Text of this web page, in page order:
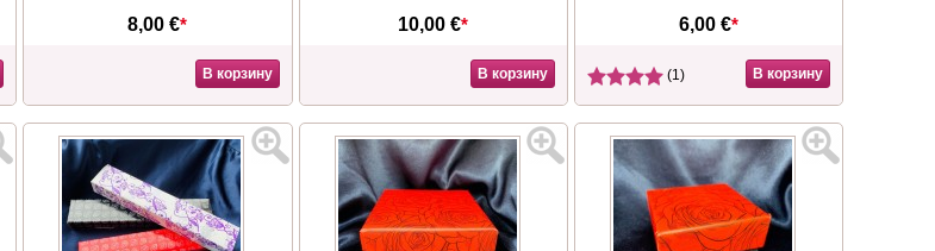
8,00 €*
В корзину
10,00 €*
В корзину
6,00 €*
(1) В корзину